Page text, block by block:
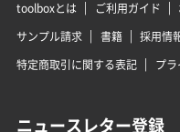
toolboxとは ご利用ガイド
サンプル請求
書籍 採用情
特定商取引に関する表記
プ